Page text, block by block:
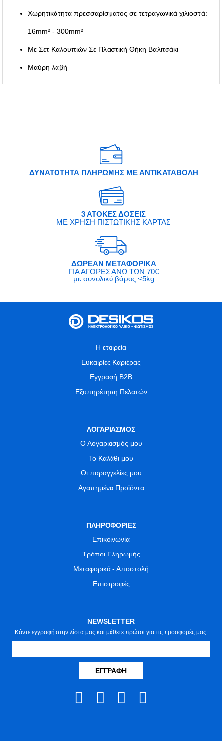
Χωρητικότητα πρεσσαρίσματος σε τετραγωνικά χιλιοστά:
16mm² - 300mm²
Με Σετ Καλουπιών Σε Πλαστική Θήκη Βαλιτσάκι
Μαύρη λαβή
ΔΥΝΑΤΟΤΗΤΑ ΠΛΗΡΩΜΗΣ ΜΕ ΑΝΤΙΚΑΤΑΒΟΛΗ
3 ΑΤΟΚΕΣ ΔΟΣΕΙΣ
ΜΕ ΧΡΗΣΗ ΠΙΣΤΩΤΙΚΗΣ ΚΑΡΤΑΣ
ΔΩΡΕΑΝ ΜΕΤΑΦΟΡΙΚΑ
ΓΙΑ ΑΓΟΡΕΣ ΑΝΩ ΤΩΝ 70€
με συνολικό βάρος <5kg
Η εταιρεία
Ευκαιρίες Καριέρας
Εγγραφή B2B
Εξυπηρέτηση Πελατών
ΛΟΓΑΡΙΑΣΜΟΣ
Ο Λογαριασμός μου
Το Καλάθι μου
Οι παραγγελίες μου
Αγαπημένα Προϊόντα
ΠΛΗΡΟΦΟΡΙΕΣ
Επικοινωνία
Τρόποι Πληρωμής
Μεταφορικά - Αποστολή
Επιστροφές
NEWSLETTER
Κάντε εγγραφή στην λίστα μας και μάθετε πρώτοι για τις προσφορές μας.
ΕΓΓΡΑΦΉ